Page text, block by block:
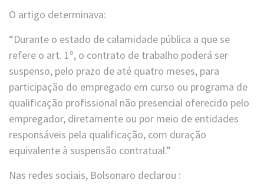
O artigo determinava:
“Durante o estado de calamidade pública a que se
refere o art. 1º, o contrato de trabalho poderá ser
suspenso, pelo prazo de até quatro meses, para
participação do empregado em curso ou programa de
qualificação profissional não presencial oferecido pelo
empregador, diretamente ou por meio de entidades
responsáveis pela qualificação, com duração
equivalente à suspensão contratual.”
Nas redes sociais, Bolsonaro declarou :